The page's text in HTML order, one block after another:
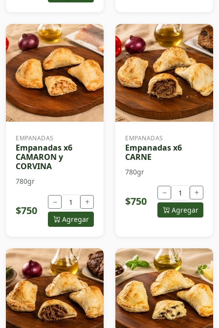
EMPANADAS
Empanadas x6
CAMARON y
CORVINA
780gr
$750
− +
Agregar
EMPANADAS
Empanadas x6
CARNE
780gr
$750
− +
Agregar